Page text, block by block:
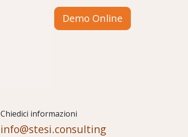
Demo Online
Chiedici informazioni
info@stesi.consulting